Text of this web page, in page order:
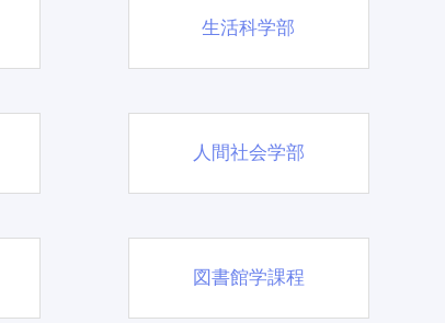
生活科学部
人間社会学部
図書館学課程